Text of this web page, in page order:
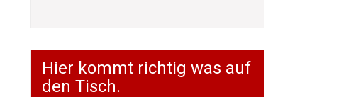
Hier kommt richtig was auf
den Tisch.